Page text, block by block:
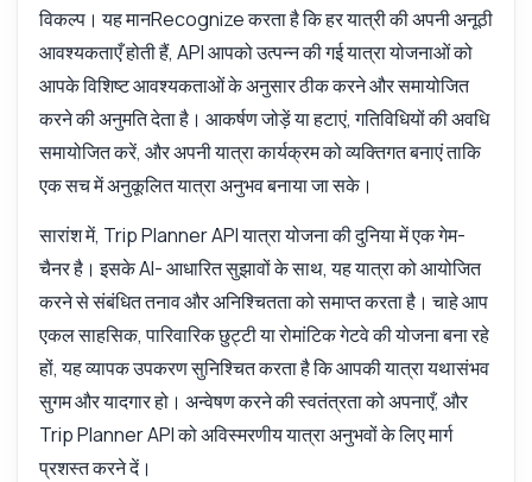
विकल्प। यह मानRecognize करता है कि हर यात्री की अपनी अनूठी
आवश्यकताएँ होती हैं, API आपको उत्पन्न की गई यात्रा योजनाओं को
आपके विशिष्ट आवश्यकताओं के अनुसार ठीक करने और समायोजित
करने की अनुमति देता है। आकर्षण जोड़ें या हटाएं, गतिविधियों की अवधि
समायोजित करें, और अपनी यात्रा कार्यक्रम को व्यक्तिगत बनाएं ताकि
एक सच में अनुकूलित यात्रा अनुभव बनाया जा सके।
सारांश में, Trip Planner API यात्रा योजना की दुनिया में एक गेम-
चैनर है। इसके AI- आधारित सुझावों के साथ, यह यात्रा को आयोजित
करने से संबंधित तनाव और अनिश्चितता को समाप्त करता है। चाहे आप
एकल साहसिक, पारिवारिक छुट्टी या रोमांटिक गेटवे की योजना बना रहे
हों, यह व्यापक उपकरण सुनिश्चित करता है कि आपकी यात्रा यथासंभव
सुगम और यादगार हो। अन्वेषण करने की स्वतंत्रता को अपनाएँ, और
Trip Planner API को अविस्मरणीय यात्रा अनुभवों के लिए मार्ग
प्रशस्त करने दें।